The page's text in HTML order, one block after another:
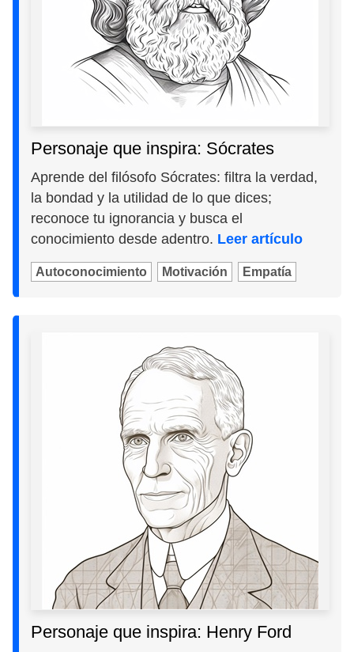
Personaje que inspira: Sócrates
Aprende del filósofo Sócrates: filtra la verdad,
la bondad y la utilidad de lo que dices;
reconoce tu ignorancia y busca el
conocimiento desde adentro. Leer artículo
Autoconocimiento Motivación Empatía
Personaje que inspira: Henry Ford